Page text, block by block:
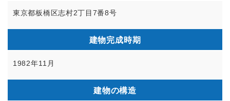
東京都板橋区志村2丁目7番8号
建物完成時期
1982年11月
建物の構造